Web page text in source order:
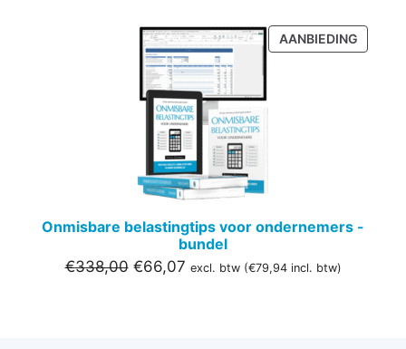
AANBIEDING
IN
Onmisbare belastingtips voor ondernemers -
bundel
€338,00 Oorspronkelijke
€66,07Huidige
excl. btw (€79,94incl. btw)